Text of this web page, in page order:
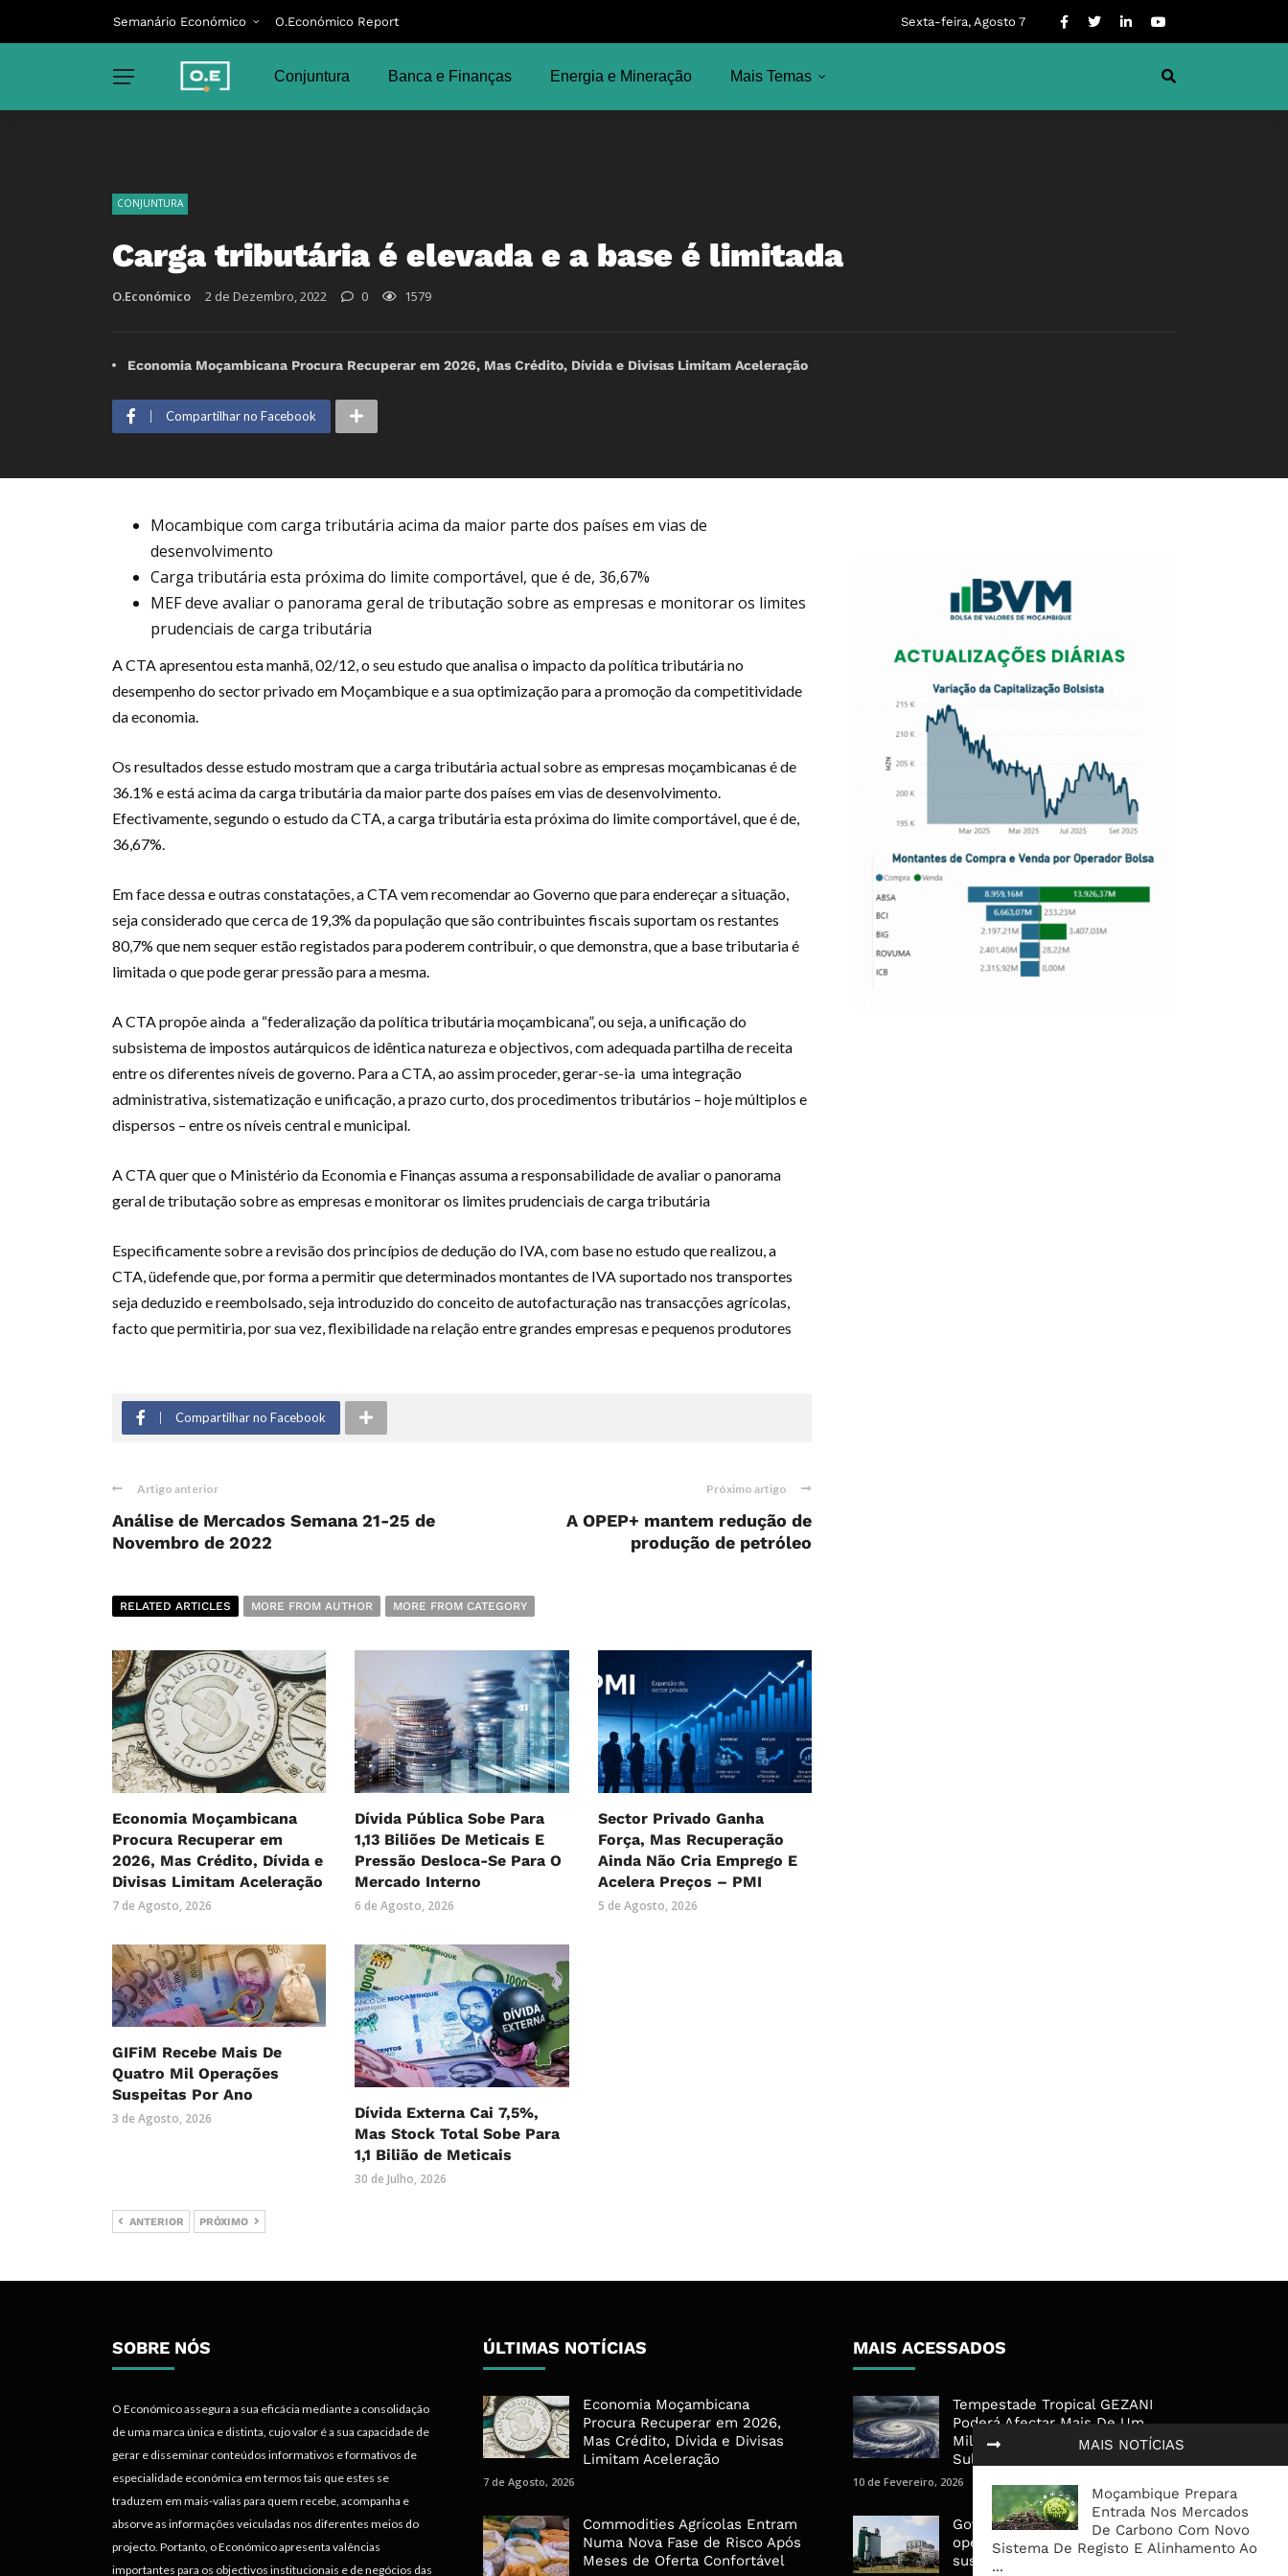
Semanário Económico O.Económico Report Sexta-feira, Agosto 7
Conjuntura Banca e Finanças Energia e Mineração Mais Temas
CONJUNTURA
Carga tributária é elevada e a base é limitada
O.Económico 2 de Dezembro, 2022 0 1579
Economia Moçambicana Procura Recuperar em 2026, Mas Crédito, Dívida e Divisas Limitam Aceleração
Compartilhar no Facebook
Mocambique com carga tributária acima da maior parte dos países em vias de
desenvolvimento
Carga tributária esta próxima do limite comportável, que é de, 36,67%
MEF deve avaliar o panorama geral de tributação sobre as empresas e monitorar os limites
prudenciais de carga tributária
A CTA apresentou esta manhã, 02/12, o seu estudo que analisa o impacto da política tributária no
desempenho do sector privado em Moçambique e a sua optimização para a promoção da competitividade
da economia.
Os resultados desse estudo mostram que a carga tributária actual sobre as empresas moçambicanas é de
36.1% e está acima da carga tributária da maior parte dos países em vias de desenvolvimento.
Efectivamente, segundo o estudo da CTA, a carga tributária esta próxima do limite comportável, que é de,
36,67%.
Em face dessa e outras constatações, a CTA vem recomendar ao Governo que para endereçar a situação,
seja considerado que cerca de 19,3% da população que são contribuintes fiscais suportam os restantes
80,7% que nem sequer estão registados para poderem contribuir, o que demonstra, que a base tributaria é
limitada o que pode gerar pressão para a mesma.
A CTA propõe ainda a “federalização da política tributária moçambicana”, ou seja, a unificação do
subsistema de impostos autárquicos de idêntica natureza e objectivos, com adequada partilha de receita
entre os diferentes níveis de governo. Para a CTA, ao assim proceder, gerar-se-ia uma integração
administrativa, sistematização e unificação, a prazo curto, dos procedimentos tributários – hoje múltiplos e
dispersos – entre os níveis central e municipal.
A CTA quer que o Ministério da Economia e Finanças assuma a responsabilidade de avaliar o panorama
geral de tributação sobre as empresas e monitorar os limites prudenciais de carga tributária
Especificamente sobre a revisão dos princípios de dedução do IVA, com base no estudo que realizou, a
CTA, üdefende que, por forma a permitir que determinados montantes de IVA suportado nos transportes
seja deduzido e reembolsado, seja introduzido do conceito de autofacturação nas transacções agrícolas,
facto que permitiria, por sua vez, flexibilidade na relação entre grandes empresas e pequenos produtores
Compartilhar no Facebook
Artigo anterior
Análise de Mercados Semana 21-25 de
Novembro de 2022
Próximo artigo
A OPEP+ mantem redução de
produção de petróleo
RELATED ARTICLES MORE FROM AUTHOR MORE FROM CATEGORY
Economia Moçambicana
Procura Recuperar em
2026, Mas Crédito, Dívida e
Divisas Limitam Aceleração
7 de Agosto, 2026
Dívida Pública Sobe Para
1,13 Biliões De Meticais E
Pressão Desloca-Se Para O
Mercado Interno
6 de Agosto, 2026
Sector Privado Ganha
Força, Mas Recuperação
Ainda Não Cria Emprego E
Acelera Preços – PMI
5 de Agosto, 2026
GIFiM Recebe Mais De
Quatro Mil Operações
Suspeitas Por Ano
3 de Agosto, 2026
Dívida Externa Cai 7,5%,
Mas Stock Total Sobe Para
1,1 Bilião de Meticais
30 de Julho, 2026
ANTERIOR PRÓXIMO
MAIS NOTÍCIAS
Moçambique Prepara
Entrada Nos Mercados
De Carbono Com Novo
Sistema De Registo E Alinhamento Ao
...
SOBRE NÓS
O Económico assegura a sua eficácia mediante a consolidação
de uma marca única e distinta, cujo valor é a sua capacidade de
gerar e disseminar conteúdos informativos e formativos de
especialidade económica em termos tais que estes se
traduzem em mais-valias para quem recebe, acompanha e
absorve as informações veiculadas nos diferentes meios do
projecto. Portanto, o Económico apresenta valências
importantes para os objectivos institucionais e de negócios das
ÚLTIMAS NOTÍCIAS
Economia Moçambicana
Procura Recuperar em 2026,
Mas Crédito, Dívida e Divisas
Limitam Aceleração
7 de Agosto, 2026
Commodities Agrícolas Entram
Numa Nova Fase de Risco Após
Meses de Oferta Confortável
MAIS ACESSADOS
Tempestade Tropical GEZANI
Poderá Afectar Mais De Um
Milhão De Pessoas No Centro E
Sul ...
10 de Fevereiro, 2026
Governo admite nova
operadora para a Mozal após
suspensão das operações